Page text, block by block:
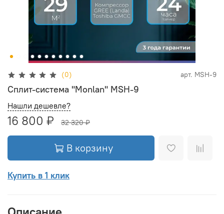
(0) арт. MSH-9
Сплит-система "Monlan" MSH-9
Нашли дешевле?
16 800 ₽ 32 320 ₽
В корзину
Купить в 1 клик